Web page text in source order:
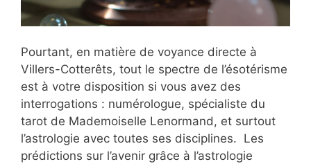
Pourtant, en matière de voyance directe à
Villers-Cotterêts, tout le spectre de l’ésotérisme
est à votre disposition si vous avez des
interrogations : numérologue, spécialiste du
tarot de Mademoiselle Lenormand, et surtout
l’astrologie avec toutes ses disciplines. Les
prédictions sur l’avenir grâce à l’astrologie